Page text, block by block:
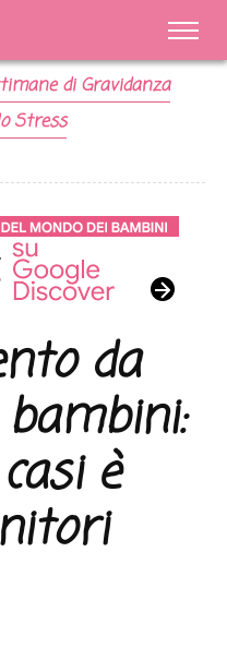
di Gravidanza
Stress
da
è